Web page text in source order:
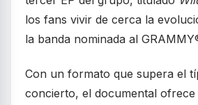
los fans vivir de cerca la
la banda nominada al
Con un formato que supera el
concierto, el documental ofrece